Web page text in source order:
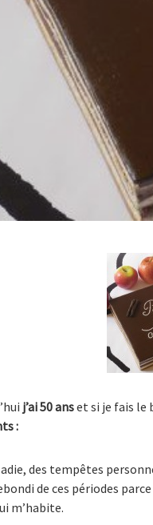
j’ai 50 anset si je fais le
:
des tempêtes
de ces périodes
m’habite.